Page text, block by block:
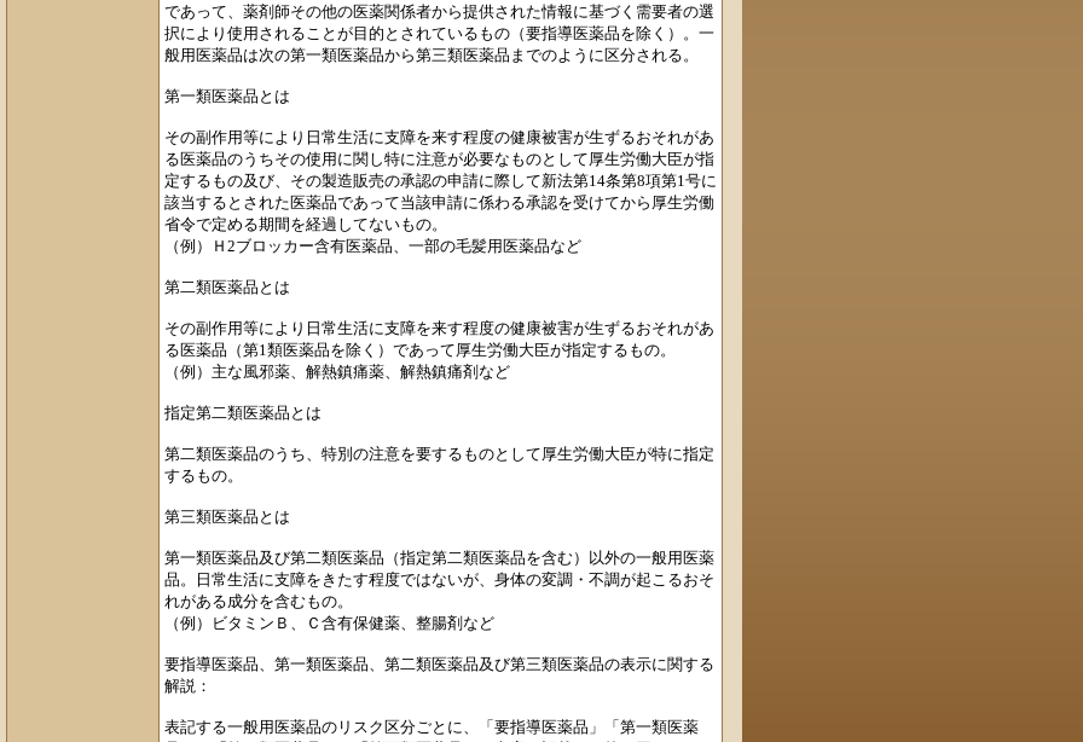
であって、薬剤師その他の医薬関係者から提供された情報に基づく需要者の選
択により使用されることが目的とされているもの（要指導医薬品を除く）。一
般用医薬品は次の第一類医薬品から第三類医薬品までのように区分される。
第一類医薬品とは
その副作用等により日常生活に支障を来す程度の健康被害が生ずるおそれがあ
る医薬品のうちその使用に関し特に注意が必要なものとして厚生労働大臣が指
定するもの及び、その製造販売の承認の申請に際して新法第14条第8項第1号に
該当するとされた医薬品であって当該申請に係わる承認を受けてから厚生労働
省令で定める期間を経過してないもの。
（例）Ｈ2ブロッカー含有医薬品、一部の毛髪用医薬品など
第二類医薬品とは
その副作用等により日常生活に支障を来す程度の健康被害が生ずるおそれがあ
る医薬品（第1類医薬品を除く）であって厚生労働大臣が指定するもの。
（例）主な風邪薬、解熱鎮痛薬、解熱鎮痛剤など
指定第二類医薬品とは
第二類医薬品のうち、特別の注意を要するものとして厚生労働大臣が特に指定
するもの。
第三類医薬品とは
第一類医薬品及び第二類医薬品（指定第二類医薬品を含む）以外の一般用医薬
品。日常生活に支障をきたす程度ではないが、身体の変調・不調が起こるおそ
れがある成分を含むもの。
（例）ビタミンＢ、Ｃ含有保健薬、整腸剤など
要指導医薬品、第一類医薬品、第二類医薬品及び第三類医薬品の表示に関する
解説：
表記する一般用医薬品のリスク区分ごとに、「要指導医薬品」「第一類医薬